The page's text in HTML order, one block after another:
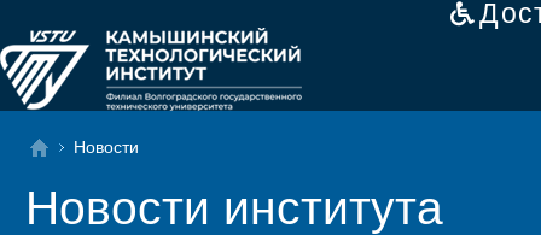
Новости
Новости института